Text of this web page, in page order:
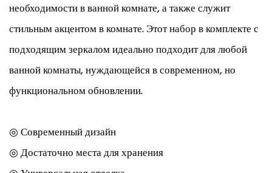
необходимости в ванной комнате, а также служит
стильным акцентом в комнате. Этот набор в комплекте с
подходящим зеркалом идеально подходит для любой
ванной комнаты, нуждающейся в современном, но
функциональном обновлении.
◎ Современный дизайн
◎ Достаточно места для хранения